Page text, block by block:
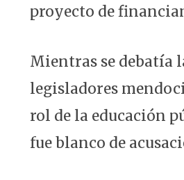
proyecto de
Mientras se debatía
legisladores
rol de la educación
fue blanco de